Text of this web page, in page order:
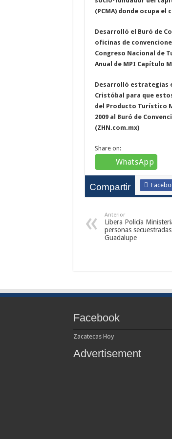
(PCMA) donde ocupa el
Desarrolló el Buró de
oficinas de
Congreso Nacional de
Anual de MPI Capítulo
Desarrolló estrategias
Cristóbal para que
del Producto Turístico
2009 al Buró de
(ZHN.com.mx)
Share on:
WhatsApp
Compartir
Anterior
Libera Policía
personas
Guadalupe
Facebook
Zacatecas Hoy
Advertisement